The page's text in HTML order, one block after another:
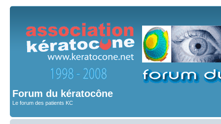
Forum du kératocône
Le forum des patients KC